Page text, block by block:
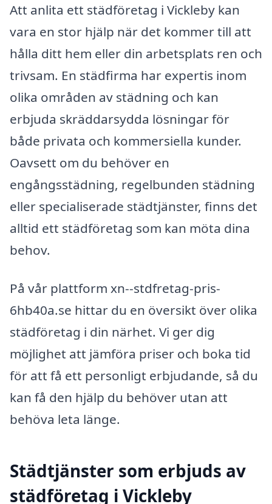
Att anlita ett städföretag i Vickleby kan
vara en stor hjälp när det kommer till att
hålla ditt hem eller din arbetsplats ren och
trivsam. En städfirma har expertis inom
olika områden av städning och kan
erbjuda skräddarsydda lösningar för
både privata och kommersiella kunder.
Oavsett om du behöver en
engångsstädning, regelbunden städning
eller specialiserade städtjänster, finns det
alltid ett städföretag som kan möta dina
behov.
På vår plattform xn--stdfretag-pris-
6hb40a.se hittar du en översikt över olika
städföretag i din närhet. Vi ger dig
möjlighet att jämföra priser och boka tid
för att få ett personligt erbjudande, så du
kan få den hjälp du behöver utan att
behöva leta länge.
Städtjänster som erbjuds av
städföretag i Vickleby